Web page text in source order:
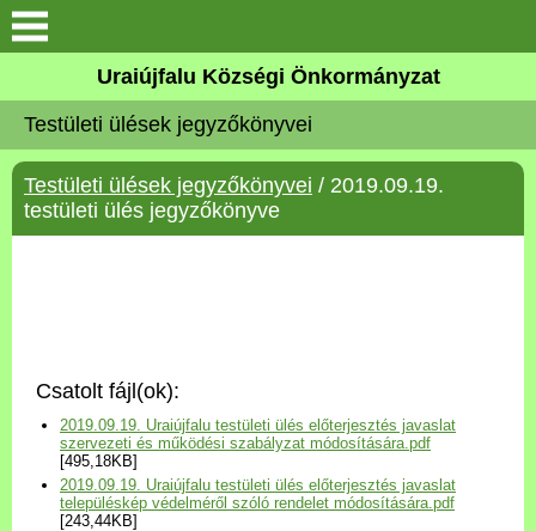
Köszöntő
Elérhetőségek
Uraiújfalu
Választási információk
Versenyképes Járások
Program
Uraiújfalu Községi Önkormányzat
Testületi ülések jegyzőkönyvei
Testületi ülések jegyzőkönyvei / 2019.09.19.
testületi ülés jegyzőkönyve
Csatolt fájl(ok):
2019.09.19. Uraiújfalu testületi ülés előterjesztés javaslat
szervezeti és működési szabályzat módosítására.pdf
[495,18KB]
2019.09.19. Uraiújfalu testületi ülés előterjesztés javaslat
településkép védelméről szóló rendelet módosítására.pdf
[243,44KB]